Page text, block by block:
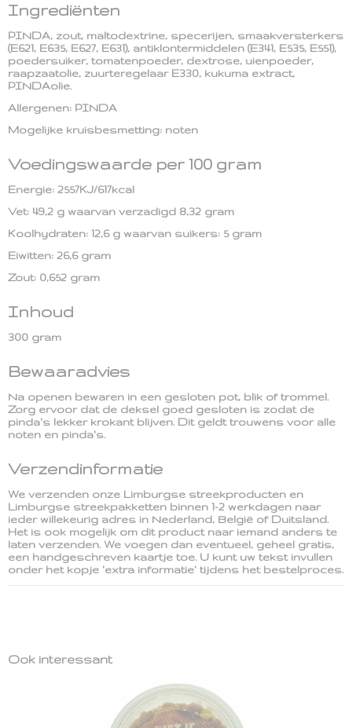
Ingrediënten
PINDA, zout, maltodextrine, specerijen, smaakversterkers
(E621, E635, E627, E631), antiklontermiddelen (E341, E535, E551),
poedersuiker, tomatenpoeder, dextrose, uienpoeder,
raapzaatolie, zuurteregelaar E330, kukuma extract,
PINDAolie.
Allergenen: PINDA
Mogelijke kruisbesmetting: noten
Voedingswaarde per 100 gram
Energie: 2557KJ/617kcal
Vet: 49,2 g waarvan verzadigd 8,32 gram
Koolhydraten: 12,6 g waarvan suikers: 5 gram
Eiwitten: 26,6 gram
Zout: 0,652 gram
Inhoud
300 gram
Bewaaradvies
Na openen bewaren in een gesloten pot, blik of trommel.
Zorg ervoor dat de deksel goed gesloten is zodat de
pinda's lekker krokant blijven. Dit geldt trouwens voor alle
noten en pinda's.
Verzendinformatie
We verzenden onze Limburgse streekproducten en
Limburgse streekpakketten binnen 1-2 werkdagen naar
ieder willekeurig adres in Nederland, België of Duitsland.
Het is ook mogelijk om dit product naar iemand anders te
laten verzenden. We voegen dan eventueel, geheel gratis,
een handgeschreven kaartje toe. U kunt uw tekst invullen
onder het kopje 'extra informatie' tijdens het bestelproces.
Ook interessant